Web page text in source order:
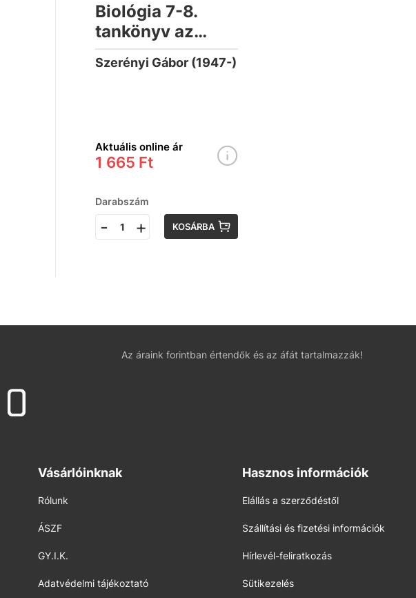
Biológia 7-8.
tankönyv az
általános iskolák
számára
Szerényi Gábor (1947-)
Aktuális online ár
1 665 Ft
Darabszám
- + KOSÁRBA
Az áraink forintban értendők és az áfát tartalmazzák!
Vásárlóinknak
Rólunk
ÁSZF
GY.I.K.
Adatvédelmi tájékoztató
Hasznos információk
Elállás a szerződéstől
Szállítási és fizetési információk
Hírlevél-feliratkozás
Sütikezelés